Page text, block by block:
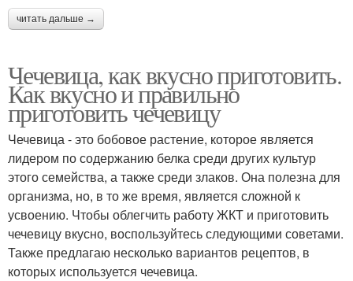
читать дальше →
Чечевица, как вкусно приготовить.
Как вкусно и правильно
приготовить чечевицу
Чечевица - это бобовое растение, которое является
лидером по содержанию белка среди других культур
этого семейства, а также среди злаков. Она полезна для
организма, но, в то же время, является сложной к
усвоению. Чтобы облегчить работу ЖКТ и приготовить
чечевицу вкусно, воспользуйтесь следующими советами.
Также предлагаю несколько вариантов рецептов, в
которых используется чечевица.